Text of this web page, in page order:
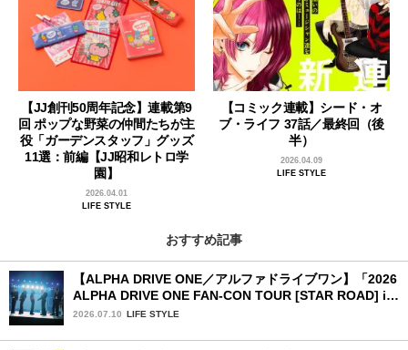
【JJ創刊50周年記念】連載第9
回 ポップな野菜の仲間たちが主
役「ガーデンスタッフ」グッズ
11選：前編【JJ昭和レトロ学
園】
2026.04.01
LIFE STYLE
【コミック連載】シード・オ
ブ・ライフ 37話／最終回（後
半）
2026.04.09
LIFE STYLE
おすすめ記事
【ALPHA DRIVE ONE／アルファドライブワン】「2026
ALPHA DRIVE ONE FAN-CON TOUR [STAR ROAD] in
YOKOHAMA」1日目詳細レポ【前編】
2026.07.10 LIFE STYLE